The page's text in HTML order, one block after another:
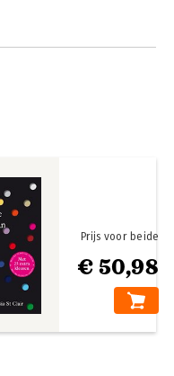
€ 50,98
Prijs voor beide